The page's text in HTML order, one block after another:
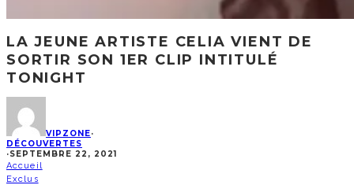
LA JEUNE ARTISTE CELIA VIENT DE
SORTIR SON 1ER CLIP INTITULÉ
TONIGHT
VIPZONE·
DÉCOUVERTES
·SEPTEMBRE 22, 2021
Accueil
Exclus